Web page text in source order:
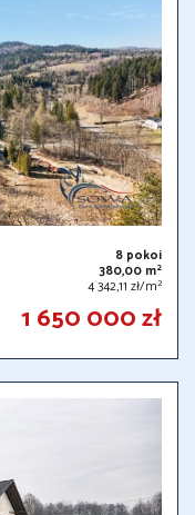
8 pokoi
380,00 m2
4 342,11 zł/m2
1 650 000 zł